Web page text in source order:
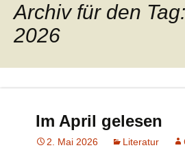
Archiv für den
2026
Im April gelesen
2. Mai 2026 Literatur